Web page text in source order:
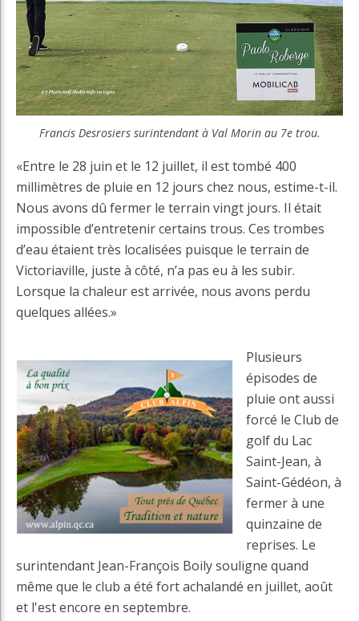
Francis Desrosiers surintendant à Val Morin au 7e trou.
«Entre le 28 juin et le 12 juillet, il est tombé 400
millimètres de pluie en 12 jours chez nous, estime-t-il.
Nous avons dû fermer le terrain vingt jours. Il était
impossible d’entretenir certains trous. Ces trombes
d’eau étaient très localisées puisque le terrain de
Victoriaville, juste à côté, n’a pas eu à les subir.
Lorsque la chaleur est arrivée, nous avons perdu
quelques allées.»
Plusieurs
épisodes de
pluie ont aussi
forcé le Club de
golf du Lac
Saint-Jean, à
Saint-Gédéon, à
fermer à une
quinzaine de
reprises. Le
surintendant Jean-François Boily souligne quand
même que le club a été fort achalandé en juillet, août
et l'est encore en septembre.